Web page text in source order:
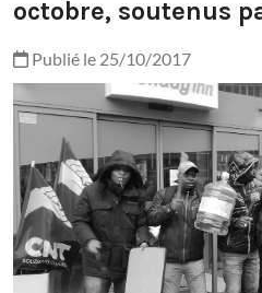
octobre, soutenus
Publié le 25/10/2017